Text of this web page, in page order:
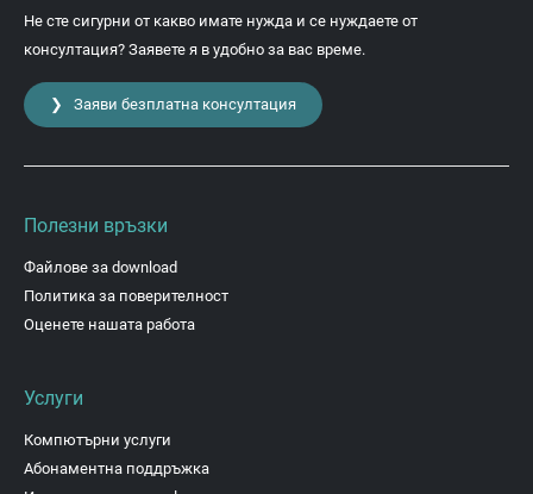
Не сте сигурни от какво имате нужда и се нуждаете от
консултация? Заявете я в удобно за вас време.
❯ Заяви безплатна консултация
Полезни връзки
Файлове за download
Политика за поверителност
Оценете нашата работа
Услуги
Компютърни услуги
Абонаментна поддръжка